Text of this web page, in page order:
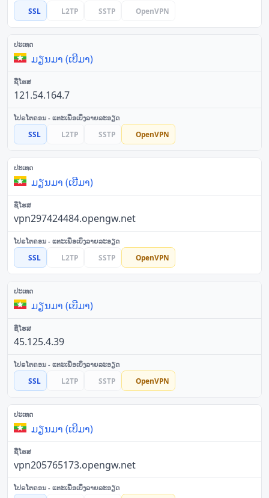
SSL L2TP SSTP OpenVPN
ມຽນມາ (ເບີມາ)
121.54.164.7
SSL L2TP SSTP OpenVPN
ມຽນມາ (ເບີມາ)
vpn297424484.opengw.net
SSL L2TP SSTP OpenVPN
ມຽນມາ (ເບີມາ)
45.125.4.39
SSL L2TP SSTP OpenVPN
ມຽນມາ (ເບີມາ)
vpn205765173.opengw.net